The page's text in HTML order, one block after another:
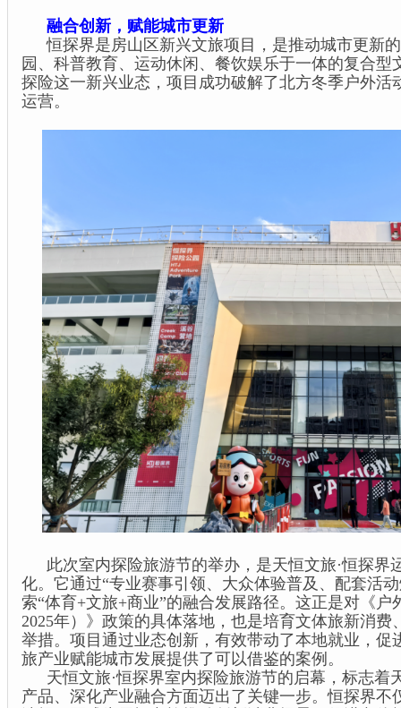
融合创新，赋能城市更新
恒探界是房山区新兴文旅项目，是推动城市更新
园、科普教育、运动休闲、餐饮娱乐于一体的复合型
探险这一新兴业态，项目成功破解了北方冬季户外活
运营。
此次室内探险旅游节的举办，是天恒文旅·恒探界
化。它通过“专业赛事引领、大众体验普及、配套活
索“体育+文旅+商业”的融合发展路径。这正是对《户
2025年）》政策的具体落地，也是培育文体旅新消费
举措。项目通过业态创新，有效带动了本地就业，促
旅产业赋能城市发展提供了可以借鉴的案例。
天恒文旅·恒探界室内探险旅游节的启幕，标志着
产品、深化产业融合方面迈出了关键一步。恒探界不